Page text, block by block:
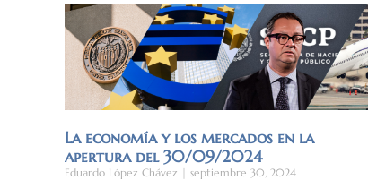
La economía y los mercados en la
apertura del 30/09/2024
Eduardo López Chávez septiembre 30, 2024